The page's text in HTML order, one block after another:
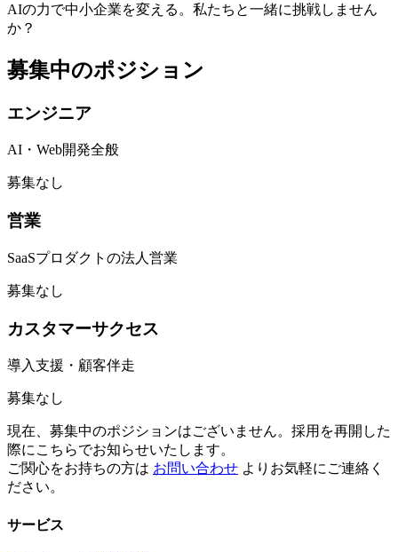
AIの力で中小企業を変える。私たちと一緒に挑戦しません
か？
募集中のポジション
エンジニア
AI・Web開発全般
募集なし
営業
SaaSプロダクトの法人営業
募集なし
カスタマーサクセス
導入支援・顧客伴走
募集なし
現在、募集中のポジションはございません。採用を再開した
際にこちらでお知らせいたします。
ご関心をお持ちの方は お問い合わせ よりお気軽にご連絡く
ださい。
サービス